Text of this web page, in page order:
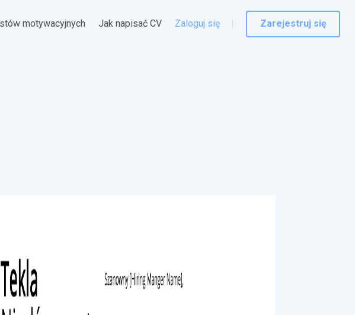
motywacyjnych Jak napisać CV Zaloguj się Zarejestruj się